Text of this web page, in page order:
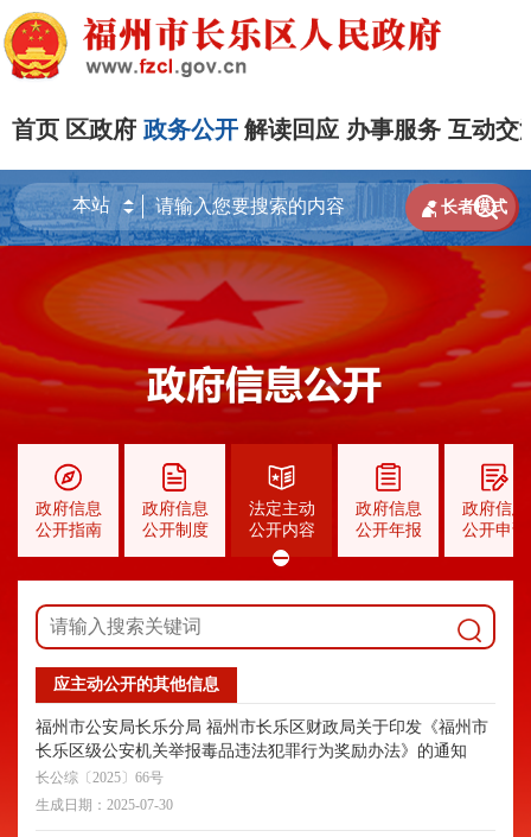
首页 区政府 政务公开 解读回应 办事服务 互动交

 长者模式
政府信息
公开指南
政府信息
公开制度
法定主动
公开内容
政府信息
公开年报
政府信息
公开申请
应主动公开的其他信息
福州市公安局长乐分局 福州市长乐区财政局关于印发《福州市
长乐区级公安机关举报毒品违法犯罪行为奖励办法》的通知
长公综〔2025〕66号
生成日期： 2025-07-30